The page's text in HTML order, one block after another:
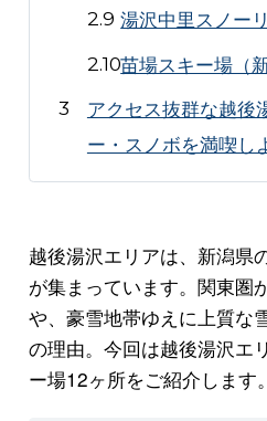
湯沢中里スノー
苗場スキー場（
アクセス抜群な越後
ー・スノボを満喫し
越後湯沢エリアは、新潟県
が集まっています。関東圏
や、豪雪地帯ゆえに上質な
の理由。今回は越後湯沢エ
ー場12ヶ所をご紹介します。